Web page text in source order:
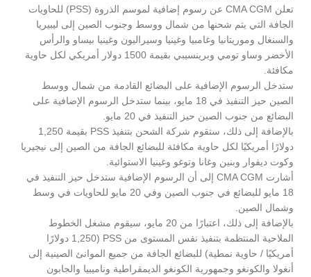
تعلن CMA CGM عن رسوم إضافية لموسم الذروة (PSS) للحاويات
الجافة التي يتم شحنها من شمال ووسط وجنوب الصين إلى ليبيريا
والسنغال وموريتانيا وغامبيا وغينيا وسيراليون وغينيا بيساو والرأس
الأخضر وساو تومي وبرينسيبي بقيمة 1500 دولار أمريكي لكل حاوية
مكافئة.
ستدخل الرسوم الإضافية على البضائع القادمة من شمال ووسط
الصين حيز التنفيذ في 18 مايو، بينما ستدخل الرسوم الإضافية على
البضائع من جنوب الصين حيز التنفيذ في 20 مايو.
بالإضافة إلى ذلك، ستقوم شركة الشحن بتنفيذ PSS بقيمة 1,250
دولارًا أمريكيًا لكل حاوية مكافئة للبضائع الجافة من الصين إلى نيجيريا
وكوت ديفوار وبنين وغانا وتوغو وغينيا الاستوائية.
أشارت CMA CGM إلى أن الرسوم الإضافية ستدخل حيز التنفيذ في
18 مايو للبضائع في جنوب الصين وفي 20 مايو للحاويات في وسط
وشمال الصين.
بالإضافة إلى ذلك، اعتبارًا من 20 مايو، سيقوم مشغل الخطوط
الملاحية المنتظمة بتنفيذ نفس المستوى من PSS (1,250 دولارًا
أمريكيًا / حاوية نمطية) للبضائع الجافة من جميع الموانئ الصينية إلى
أنغولا والكونغو وجمهورية الكونغو الديمقراطية وناميبيا والجابون